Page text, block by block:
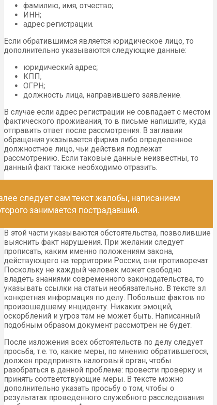
фамилию, имя, отчество;
ИНН;
адрес регистрации.
Если обратившимся является юридическое лицо, то
дополнительно указываются следующие данные:
юридический адрес;
КПП;
ОГРН;
должность лица, направившего заявление.
В случае если адрес регистрации не совпадает с местом
фактического проживания, то в письме напишите, куда
отправить ответ после рассмотрения. В заглавии
обращения указывается фирма либо определенное
должностное лицо, чьи действия подлежат
рассмотрению. Если таковые данные неизвестны, то
данный факт также необходимо отразить.
следует сам текст жалобы, написанием
занимается пострадавший.
В этой части указываются обстоятельства, позволившие
выяснить факт нарушения. При желании следует
прописать, каким именно положениям закона,
действующего на территории России, они противоречат.
Поскольку не каждый человек может свободно
владеть знаниями современного законодательства, то
указывать ссылки на статьи необязательно. В тексте зл
конкретная информация по делу. Побольше фактов по
произошедшему инциденту. Никаких эмоций,
оскорблений и угроз там не может быть. Написанный
подобным образом документ рассмотрен не будет.
После изложения всех обстоятельств по делу следует
просьба, т.е. то, какие меры, по мнению обратившегося,
должен предпринять налоговый орган, чтобы
разобраться в данной проблеме: провести проверку и
принять соответствующие меры. В тексте можно
дополнительно указать просьбу о том, чтобы о
результатах проведенного служебного расследования